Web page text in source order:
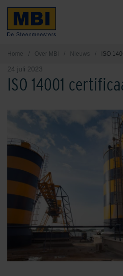
Home / Over MBI / Nieuws / ISO
24 juli 2023
ISO 14001